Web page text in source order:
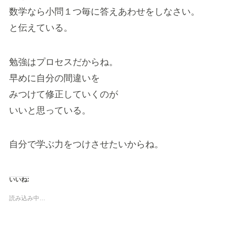
数学なら小問１つ毎に答えあわせをしなさい。
と伝えている。
勉強はプロセスだからね。
早めに自分の間違いを
みつけて修正していくのが
いいと思っている。
自分で学ぶ力をつけさせたいからね。
いいね:
読み込み中…